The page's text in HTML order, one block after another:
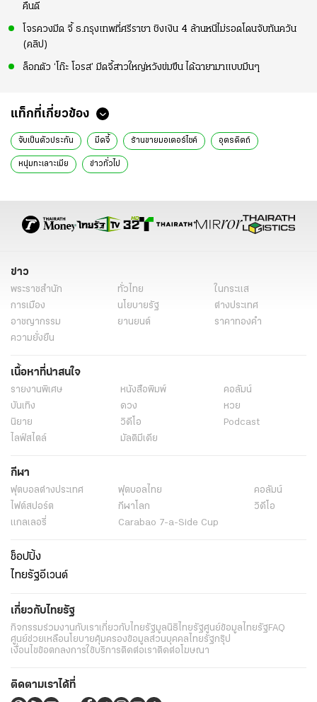
คืนดี
โจรควงมีด จี้ ธ.กรุงเทพที่ศรีราชา ชิงเงิน 4 ล้านหนีไม่รอดโดนจับทันควัน
(คลิป)
ล็อกตัว ‘โก๊ะ โอรส’ มีดจี้สาวใหญ่หวังข่มขืน ได้ฉายามาแบบมึนๆ
แท็กที่เกี่ยวข้อง
จับเป็นตัวประกัน มีดจี้ ร้านขายมอเตอร์ไซค์ อุตรดิตถ์
หนุ่มทะเลาะเมีย ข่าวทั่วไป
ข่าว
พระราชสำนัก ทั่วไทย
ในกระแส
การเมือง
นโยบายรัฐ
ต่างประเทศ
อาชญากรรม
ยานยนต์
ราคาทองคำ
ความยั่งยืน
เนื้อหาที่น่าสนใจ
รายงานพิเศษ หนังสือพิมพ์
คอลัมน์
บันเทิง
ดวง
หวย
นิยาย
วิดีโอ
Podcast
ไลฟ์สไตล์
มัลติมีเดีย
กีฬา
ฟุตบอลต่่างประเทศ ฟุตบอลไทย
คอลัมน์
ไฟต์สปอร์ต
กีฬาโลก
วิดีโอ
แกลเลอรี่
Carabao 7-a-Side Cup
ช็อปปิ้ง
ไทยรัฐอีเวนต์
เกี่ยวกับไทยรัฐ
กิจกรรมร่วมงานกับเราเกี่ยวกับไทยรัฐมูลนิธิไทยรัฐศูนย์ข้อมูลไทยรัฐFAQ
ศูนย์ช่วยเหลือนโยบายคุ้มครองข้อมูลส่วนบุคคลไทยรัฐกรุ๊ป
เงื่อนไขข้อตกลงการใช้บริการติดต่อเราติดต่อโฆษณา
ติดตามเราได้ที่